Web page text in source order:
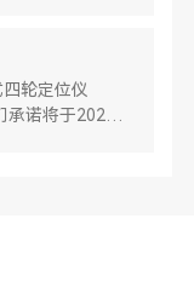
轮定位仪
承诺将于2024